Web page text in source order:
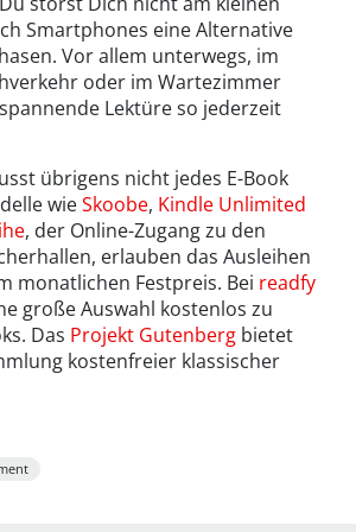
Smartphones eine Alternative
Vor allem unterwegs, im
oder im Wartezimmer
Lektüre so jederzeit
übrigens nicht jedes E-Book
wieSkoobe, Kindle Unlimited
, der Online-Zugang zu den
erlauben das Ausleihen
monatlichen Festpreis. Bei readfy
große Auswahl kostenlos zu
Das Projekt Gutenberg bietet
kostenfreier klassischer